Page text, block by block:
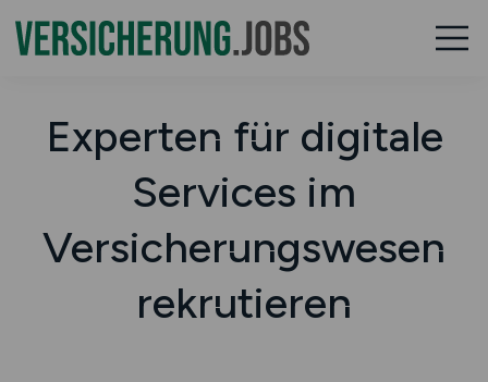
Experten für digitale
Services im
Versicherungswesen
rekrutieren